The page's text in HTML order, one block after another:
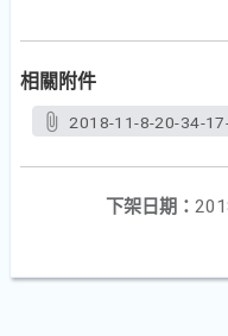
相關附件
2018-11-8-20-34-
下架日期：